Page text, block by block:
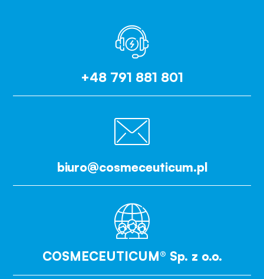
+48 791 881 801
biuro@cosmeceuticum.pl
COSMECEUTICUM® Sp. z o.o.